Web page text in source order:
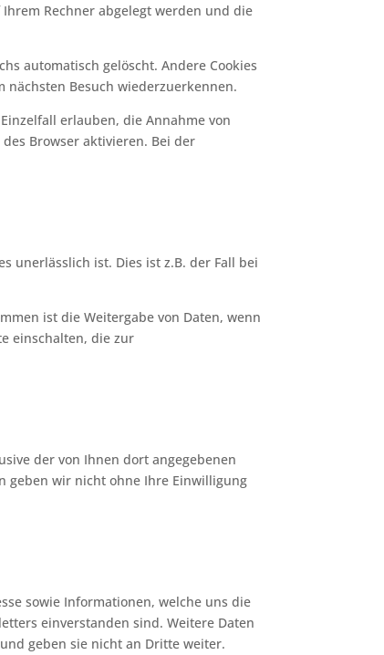
Rechner abgelegt werden und die
automatisch gelöscht. Andere Cookies
nächsten Besuch wiederzuerkennen.
erlauben, die Annahme von
Browser aktivieren. Bei der
unerlässlich ist. Dies ist z.B. der Fall bei
ist die Weitergabe von Daten, wenn
einschalten, die zur
der von Ihnen dort angegebenen
geben wir nicht ohne Ihre Einwilligung
sowie Informationen, welche uns die
einverstanden sind. Weitere Daten
geben sie nicht an Dritte weiter.